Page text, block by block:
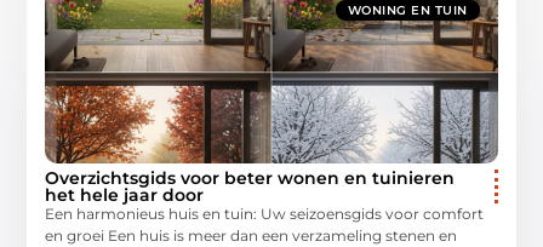
WONING EN TUIN
Overzichtsgids voor beter wonen en tuinieren
het hele jaar door
Een harmonieus huis en tuin: Uw seizoensgids voor comfort
en groei Een huis is meer dan een verzameling stenen en